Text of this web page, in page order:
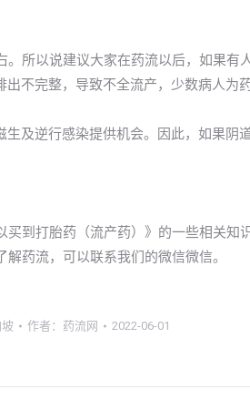
所以说建议大家在药流以后，如果有
不完整，导致不全流产，少数病人为
及逆行感染提供机会。因此，如果阴
买到打胎药（流产药）》的一些相关知
药流，可以联系我们的微信微信。
作者： 药流网 2022-06-01